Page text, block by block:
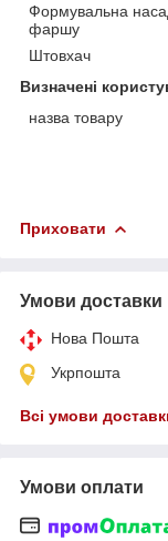
Формувальна
фаршу
Штовхач
Визначені
назва товару
Приховати
Умови доставки
Нова Пошта
Укрпошта
Всі умови
Умови оплати